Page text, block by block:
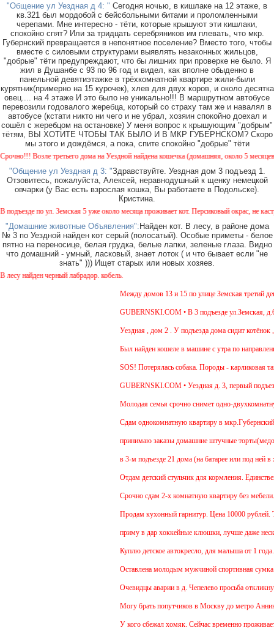
"Общение ул Уездная д 4: " Сегодня ночью, в кишлаке на 12 этаже, в
кв.321 был мордобой с бейсбольными битами и проломленными
черепами. Мне интересно - тёти, которые крышуют эти кишлаки,
спокойно спят? Или за тридцать серебряников им плевать, что мкр.
Губернский превращается в непонятное поселение? Вместо того, чтобы
вместе с силовыми структурами выявлять незаконных жильцов,
"добрые" тёти предупреждают, что бы лишних при проверке не было. Я
жил в Душанбе с 93 по 96 год и видел, как вполне обыденно в
панельной девятиэтажке в трёхкомнатной квартире жили-были
курятник(примерно на 15 курочек), хлев для двух коров, и около десятка
овец.... на 4 этаже И это было не уникально!!! В маршрутном автобусе
перевозили годовалого жеребца, который со страху там же и навалял в
автобусе (кстати никто ни чего и не убрал, хозяин спокойно доехал и
сошёл с жеребцом на остановке) У меня вопрос к крышующим "добрым"
тётям, ВЫ ХОТИТЕ ЧТОБЫ ТАК БЫЛО И В МКР ГУБЕРНСКОМ? Скоро
мы этого и дождёмся, а пока, спите спокойно "добрые" тёти
Возле третьего дома на Уездной найдена кошечка (домашняя, около 5 месяцев).
"Общение ул Уездная д 3: "Здравствуйте. Уездная дом 3 подъезд 1.
Отзовитесь, пожалуйста, Алексей, неравнодушный к щенку немецкой
овчарки (у Вас есть взрослая кошка, Вы работаете в Подольске).
Кристина.
по ул. Земская 5 уже около месяца проживает кот. Персиковый окрас, не
"Домашние животные Объявления":Найден кот. В лесу, в районе дома
№ 3 по Уездной найден кот серый (полосатый). Особые приметы - белое
пятно на переносице, белая грудка, белые лапки, зеленые глаза. Видно
что домашний - умный, ласковый, знает лоток ( и что бывает если "не
знать" ))) Ищет старых или новых хозяев.
найден черный лабрадор. кобель.
Между домов 13 и 15 по улице Земская третий
GUBERNSKI.COM • В 3 подъезде ул.Земская,
Уездная , дом 2 . У подъезда дома сидит котёнок
Был найден кошеле в машине с утра по
SOS! Потерялась собака. Породы - карликовая
GUBERNSKI.COM • Уездная д. 3, первый
Молодая семья срочно снимет одно-
Cдам однокомнатную квартиру в мкр.Губернский
принимаю заказы домашние штучные
в 3-м подъезде 21 дома (на батарее или под ней
Отдам детский стульчик для кормления.
Срочно сдам 2-х комнатную квартиру без мебели.
Продам кухонный гарнитур. Цена 10000 рублей.
приму в дар хоккейные клюшки, лучше даже
Куплю детское автокресло, для малыша от 1 года.
Оставлена молодым мужчиной спортивная сумка.
Очевидцы аварии в д. Чепелево просьба
Могу брать попутчиков в Москву до метро
У кого сбежал хомяк. Сейчас временно